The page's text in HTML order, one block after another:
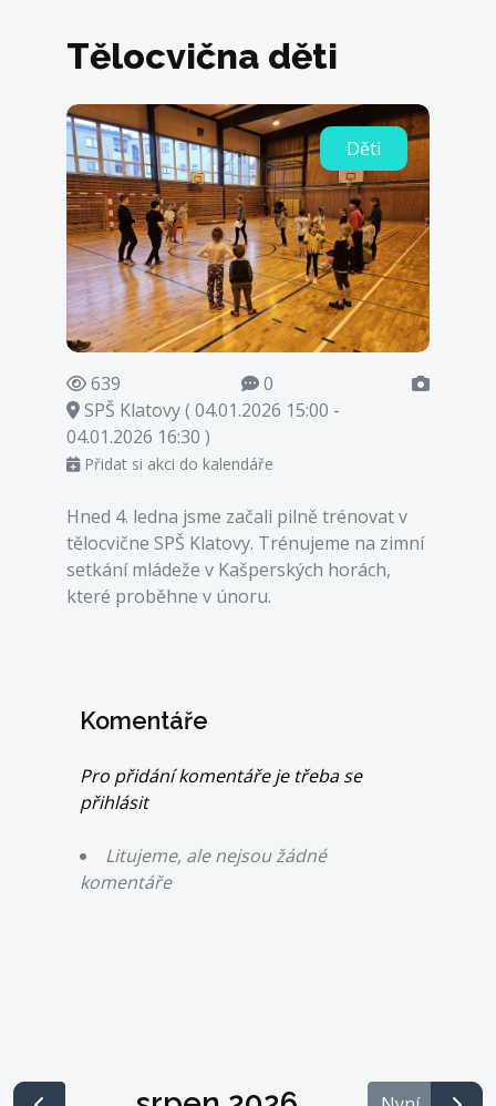
Tělocvična děti
Děti
639
0
SPŠ Klatovy ( 04.01.2026 15:00 -
04.01.2026 16:30 )
Přidat si akci do kalendáře
Hned 4. ledna jsme začali pilně trénovat v
tělocvične SPŠ Klatovy. Trénujeme na zimní
setkání mládeže v Kašperských horách,
které proběhne v únoru.
Komentáře
Pro přidání komentáře je třeba se
přihlásit
Litujeme, ale nejsou žádné
komentáře